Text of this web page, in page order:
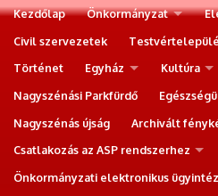
Kezdőlap Önkormányzat
Civil szervezetek
Történet
Egyház Kultúra
Nagyszénási Parkfürdő
Nagyszénás újság
Archivált
Csatlakozás az ASP rendszerhez
Önkormányzati elektronikus